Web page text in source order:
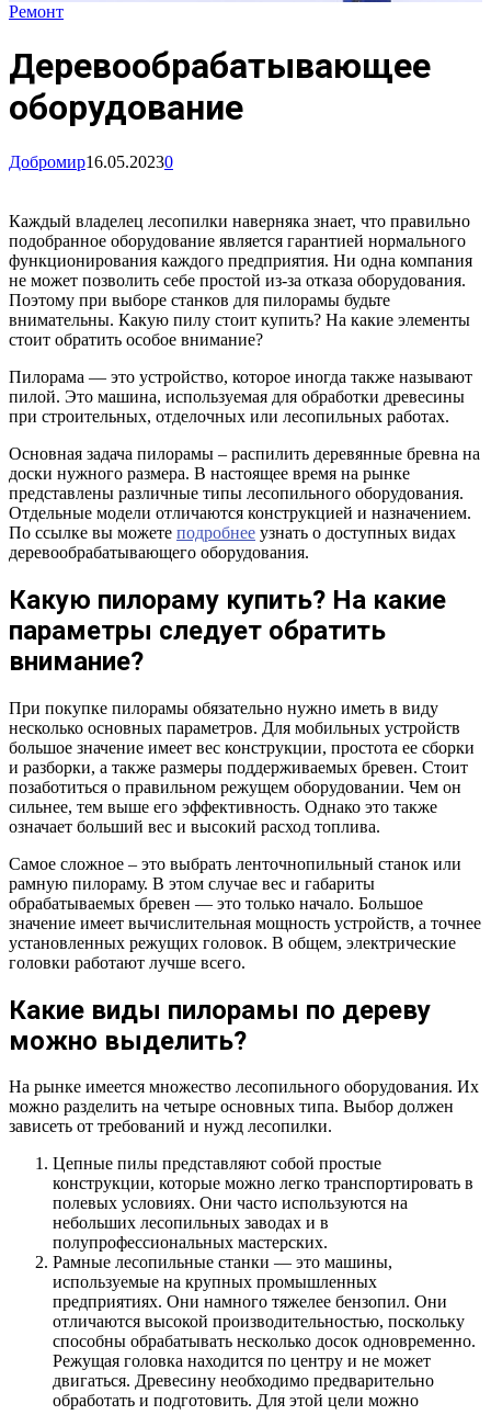
Ремонт
Деревообрабатывающее
оборудование
Добромир16.05.20230
Каждый владелец лесопилки наверняка знает, что правильно
подобранное оборудование является гарантией нормального
функционирования каждого предприятия. Ни одна компания
не может позволить себе простой из-за отказа оборудования.
Поэтому при выборе станков для пилорамы будьте
внимательны. Какую пилу стоит купить? На какие элементы
стоит обратить особое внимание?
Пилорама — это устройство, которое иногда также называют
пилой. Это машина, используемая для обработки древесины
при строительных, отделочных или лесопильных работах.
Основная задача пилорамы – распилить деревянные бревна на
доски нужного размера. В настоящее время на рынке
представлены различные типы лесопильного оборудования.
Отдельные модели отличаются конструкцией и назначением.
По ссылке вы можете подробнее узнать о доступных видах
деревообрабатывающего оборудования.
Какую пилораму купить? На какие
параметры следует обратить
внимание?
При покупке пилорамы обязательно нужно иметь в виду
несколько основных параметров. Для мобильных устройств
большое значение имеет вес конструкции, простота ее сборки
и разборки, а также размеры поддерживаемых бревен. Стоит
позаботиться о правильном режущем оборудовании. Чем он
сильнее, тем выше его эффективность. Однако это также
означает больший вес и высокий расход топлива.
Самое сложное – это выбрать ленточнопильный станок или
рамную пилораму. В этом случае вес и габариты
обрабатываемых бревен — это только начало. Большое
значение имеет вычислительная мощность устройств, а точнее
установленных режущих головок. В общем, электрические
головки работают лучше всего.
Какие виды пилорамы по дереву
можно выделить?
На рынке имеется множество лесопильного оборудования. Их
можно разделить на четыре основных типа. Выбор должен
зависеть от требований и нужд лесопилки.
Цепные пилы представляют собой простые
конструкции, которые можно легко транспортировать в
полевых условиях. Они часто используются на
небольших лесопильных заводах и в
полупрофессиональных мастерских.
Рамные лесопильные станки — это машины,
используемые на крупных промышленных
предприятиях. Они намного тяжелее бензопил. Они
отличаются высокой производительностью, поскольку
способны обрабатывать несколько досок одновременно.
Режущая головка находится по центру и не может
двигаться. Древесину необходимо предварительно
обработать и подготовить. Для этой цели можно